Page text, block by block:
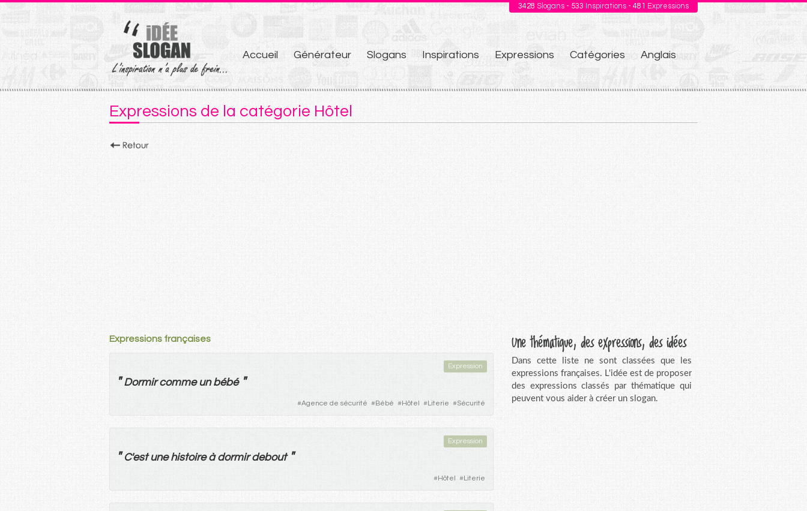
3428 Slogans - 533 Inspirations - 481 Expressions
Aller
au
contenu
Accueil Générateur Slogans Inspirations Expressions Catégories Anglais
Expressions de la catégorie Hôtel
Expressions françaises
Expression
" Dormir comme un bébé "
#Agence de sécurité #Bébé #Hôtel #Literie #Sécurité
Expression
"C'est une histoire à dormir debout "
#Hôtel #Literie
Une thématique, des expressions, des idées
Dans cette liste ne sont classées que les
expressions françaises. L'idée est de proposer
des expressions classés par thématique qui
peuvent vous aider à créer un slogan.